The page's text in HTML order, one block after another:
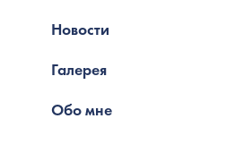
Новости
Галерея
Обо мне